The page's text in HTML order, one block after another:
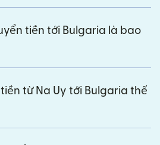
tiền tới Bulgaria là bao
từ Na Uy tới Bulgaria thế